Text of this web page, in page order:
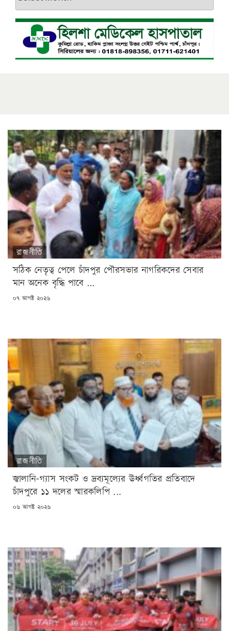
রাজনীতি
সঠিক নেতৃত্ব পেলে চাঁদপুর পৌরসভার নাগরিকদের সেবার
মান অনেক বৃদ্ধি পাবে ...
POSTED
০৭ আগষ্ট ২০২৬
রাজনীতি
জ্বালানি-গ্যাস সংকট ও দ্রব্যমূল্যের ঊর্ধ্বগতির প্রতিবাদে
চাঁদপুরে ১১ দলের স্মারকলিপি ...
POSTED
০৬ আগষ্ট ২০২৬